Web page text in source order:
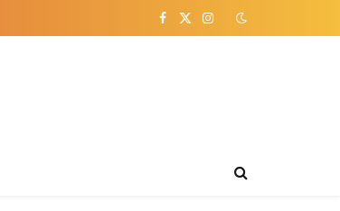
Facebook
X
Instagram